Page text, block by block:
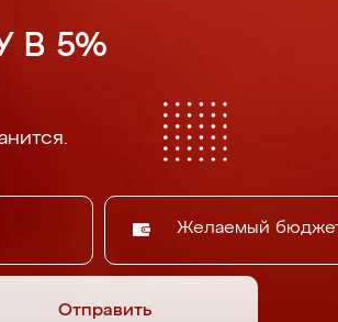
В 5%
Желаемый
Отправить